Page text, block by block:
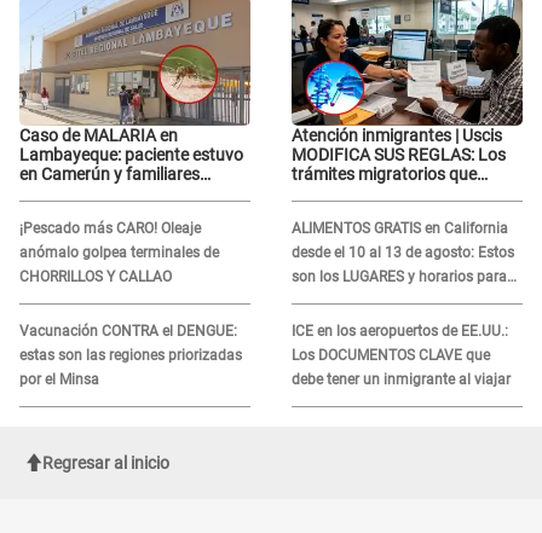
Caso de MALARIA en
Lambayeque: paciente estuvo
en Camerún y familiares
¡Pescado más CARO! Oleaje
anómalo golpea terminales de
CHORRILLOS Y CALLAO
Vacunación CONTRA el DENGUE:
estas son las regiones priorizadas
por el Minsa
Atención inmigrantes | Uscis
MODIFICA SUS REGLAS: Los
trámites migratorios que
ALIMENTOS GRATIS en California
desde el 10 al 13 de agosto: Estos
son los LUGARES y horarios para
recibir la ayuda
ICE en los aeropuertos de EE.UU.:
Los DOCUMENTOS CLAVE que
debe tener un inmigrante al viajar
Regresar al inicio